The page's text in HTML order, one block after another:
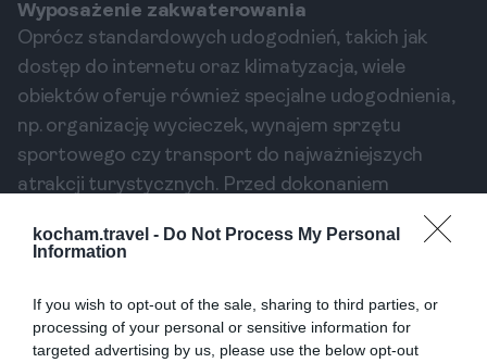
kocham.travel - Do Not Process My Personal
Information
If you wish to opt-out of the sale, sharing to third parties, or
processing of your personal or sensitive information for
targeted advertising by us, please use the below opt-out
Wyposażenie zakwaterowania
Oprócz standardowych udogodnień, takich jak
dostęp do internetu oraz klimatyzacja, wiele
obiektów oferuje również specjalne udogodnienia,
np. organizację wycieczek, wynajem sprzętu
sportowego czy transport do najważniejszych
atrakcji turystycznych. Przed dokonaniem
rezerwacji warto zapoznać się z opiniami innych
gości dotyczących danego miejsca.
Ceny w regionie Dżabal Achdar mogą się różnić w
zależności od sezonu i typu zakwaterowania. Na